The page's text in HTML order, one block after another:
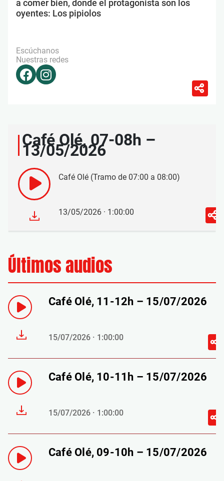
a comer bien, donde el protagonista son los
oyentes: Los pipiolos
Escúchanos
Nuestras redes
Café Olé, 07-08h –
13/05/2026
Café Olé (Tramo de 07:00 a 08:00)
13/05/2026 · 1:00:00
Últimos audios
Café Olé, 11-12h – 15/07/2026
15/07/2026 · 1:00:00
Café Olé, 10-11h – 15/07/2026
15/07/2026 · 1:00:00
Café Olé, 09-10h – 15/07/2026